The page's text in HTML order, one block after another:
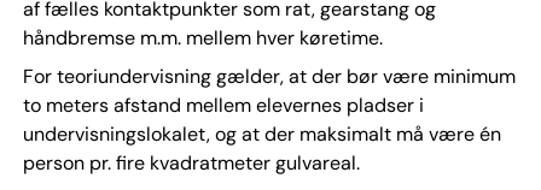
af fælles kontaktpunkter som rat, gearstang og
håndbremse m.m. mellem hver køretime.
For teoriundervisning gælder, at der bør være minimum
to meters afstand mellem elevernes pladser i
undervisningslokalet, og at der maksimalt må være én
person pr. fire kvadratmeter gulvareal.